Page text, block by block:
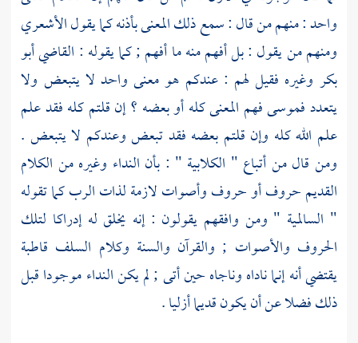
واحد : منهم من قال : سمع ذلك المعنى بأذنه كما يقولالأشعري
ومنهم من يقول : بل أفهم منه ما أفهم ; كما يقوله : القاضي أبو
بكر وغيره فقيل لهم : عندكم هو معنى واحد لا يتبعض ولا
يتعددفموسىفهم المعنى كله أو بعضه ؟ إن قلتم كله فقد علم
علم الله كله وإن قلتم بعضه فقد تبعض وعندكم لا يتبعض .
ومن قال من أتباع " الكلابية " : بأن النداء وغيره من الكلام
القديم حروف أو حروف وأصوات لازمة لذات الرب كما تقوله
" السالمية " ومن وافقهم يقولون : إنه يخلق له إدراكا لتلك
الحروف والأصوات ; والقرآن والسنة وكلام السلف قاطبة
يقتضي أنه إنما ناداه وناجاه حين أتى ; لم يكن النداء موجودا قبل
ذلك فضلا عن أن يكون قديما أزليا .